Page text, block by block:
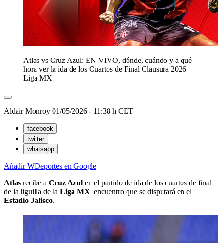
Atlas vs Cruz Azul: EN VIVO, dónde, cuándo y a qué
hora ver la ida de los Cuartos de Final Clausura 2026
Liga MX
Aldair Monroy 01/05/2026 - 11:38 h CET
facebook
twitter
whatsapp
Añadir WDeportes en Google
Atlas recibe a Cruz Azul en el partido de ida de los cuartos de final
de la liguilla de la Liga MX, encuentro que se disputará en el
Estadio Jalisco.